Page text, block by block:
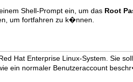
Shell-Prompt ein, um das Root
um fortfahren zu k�nnen.
Hat Enterprise Linux-System. Sie
ein normaler Benutzeraccount